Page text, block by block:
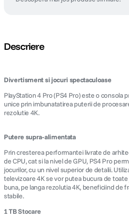
Descriere
Divertisment si jocuri spectaculoase
PlayStation 4 Pro (PS4 Pro) este o consola
unice prin imbunatatirea puterii de
rezolutie 4K.
Putere supra-alimentata
Prin cresterea performantei livrate de
de CPU, cat si la nivel de GPU, PS4 Pro
jocurilor, cu un nivel superior de detalii.
televizoare 4K se vor putea bucura de toate
buna, pe langa rezolutia 4K, beneficiind de
stabile.
1 TB Stocare